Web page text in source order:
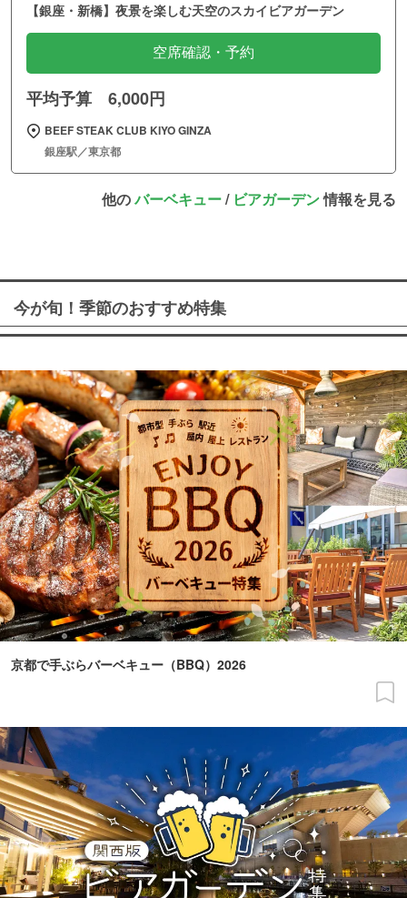
【銀座・新橋】夜景を楽しむ天空のスカイビアガーデン
空席確認・予約
平均予算 6,000円
BEEF STEAK CLUB KIYO GINZA
銀座駅／東京都
他のバーベキュー/ ビアガーデン情報を見る
今が旬！季節のおすすめ特集
京都で手ぶらバーベキュー（BBQ）2026